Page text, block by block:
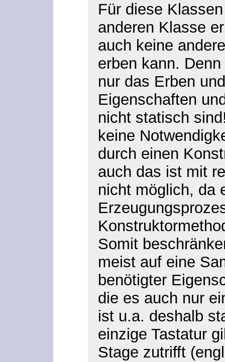
Für diese
anderen Klasse
auch keine
erben kann.
nur das Erben
Eigenschaften
nicht statisch
keine
durch einen
auch das ist mit
nicht möglich, da
Somit
meist auf eine
benötigter
die es auch nur
ist u.a. deshalb
einzige Tastatur
Stage zutrifft